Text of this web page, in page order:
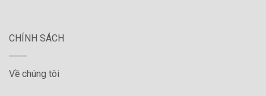
CHÍNH SÁCH
Về chúng tôi